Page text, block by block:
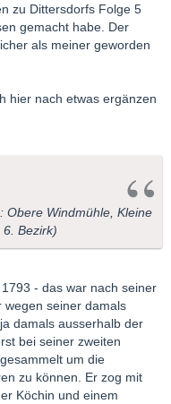
zu Dittersdorfs Folge 5
gemacht habe. Der
als meiner geworden
hier nach etwas ergänzen
Obere Windmühle, Kleine
Bezirk)
- das war nach seiner
wegen seiner damals
damals ausserhalb der
bei seiner zweiten
um die
zu können. Er zog mit
Köchin und einem